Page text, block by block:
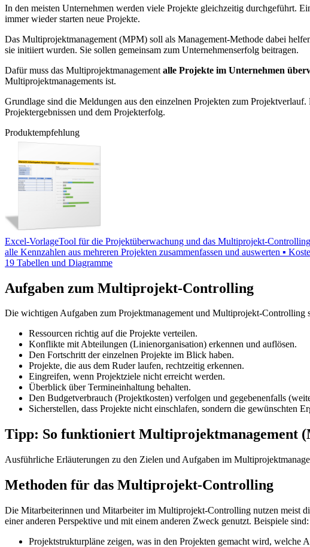
In den meisten Unternehmen werden viele Projekte gleichzeitig durchgeführt.
immer wieder starten neue Projekte.
Das Multiprojektmanagement (MPM) soll als Management-Methode dabei
sie initiiert wurden. Sie sollen gemeinsam zum Unternehmenserfolg beitragen.
Dafür muss das Multiprojektmanagement alle Projekte im Unternehmen
Multiprojektmanagements ist.
Grundlage sind die Meldungen aus den einzelnen Projekten zum
Projektergebnissen und dem Projekterfolg.
Produktempfehlung
Excel-VorlageTool für die Projektüberwachung und das Multiprojekt-Controlling
alle Kennzahlen aus mehreren Projekten zusammenfassen und auswerten ▪
19 Tabellen und Diagramme
Aufgaben zum Multiprojekt-Controlling
Die wichtigen Aufgaben zum Projektmanagement und Multiprojekt-Controlling
Ressourcen richtig auf die Projekte verteilen.
Konflikte mit Abteilungen (Linienorganisation) erkennen und auflösen.
Den Fortschritt der einzelnen Projekte im Blick haben.
Projekte, die aus dem Ruder laufen, rechtzeitig erkennen.
Eingreifen, wenn Projektziele nicht erreicht werden.
Überblick über Termineinhaltung behalten.
Den Budgetverbrauch (Projektkosten) verfolgen und gegebenenfalls
Sicherstellen, dass Projekte nicht einschlafen, sondern die gewünschten
Tipp: So funktioniert Multiprojektmanagement
Ausführliche Erläuterungen zu den Zielen und Aufgaben im
Methoden für das Multiprojekt-Controlling
Die Mitarbeiterinnen und Mitarbeiter im Multiprojekt-Controlling nutzen meist
einer anderen Perspektive und mit einem anderen Zweck genutzt. Beispiele sind:
Projektstrukturpläne zeigen, was in den Projekten gemacht wird, welche